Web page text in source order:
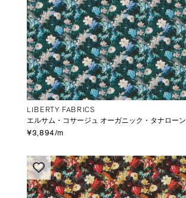
LIBERTY FABRICS
エルサム・コサージュ オーガニック・タナローン
¥3,894/m